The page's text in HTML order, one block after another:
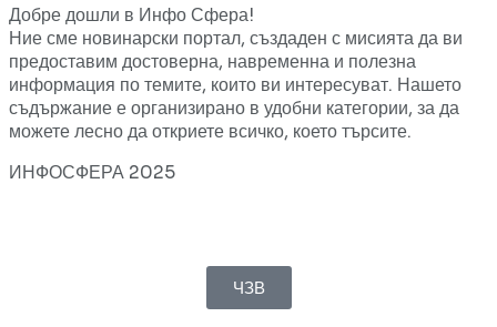
Добре дошли в Инфо Сфера!
Ние сме новинарски портал, създаден с мисията да ви
предоставим достоверна, навременна и полезна
информация по темите, които ви интересуват. Нашето
съдържание е организирано в удобни категории, за да
можете лесно да откриете всичко, което търсите.
ИНФОСФЕРА 2025
ЧЗВ